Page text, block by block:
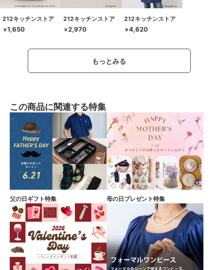
212キッチンストア
￥1,650
212キッチンストア
￥2,970
212キッチンストア
￥4,620
もっとみる
この商品に関連する特集
父の日ギフト特集 母の日プレゼント特集